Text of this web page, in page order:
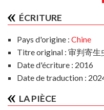
À L'AFFICHE
ÉCRITURE
Pays d'origine : Chine
Titre original : 审判寄生
Date d'écriture : 2016
Date de traduction :
LA PIÈCE